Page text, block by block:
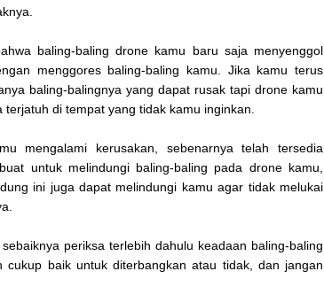
baling-baling drone kamu baru saja menyenggol
menggores baling-baling kamu. Jika kamu terus
baling-balingnya yang dapat rusak tapi drone kamu
di tempat yang tidak kamu inginkan.
mengalami kerusakan, sebenarnya telah tersedia
untuk melindungi baling-baling pada drone kamu,
ini juga dapat melindungi kamu agar tidak melukai
periksa terlebih dahulu keadaan baling-baling
baik untuk diterbangkan atau tidak, dan jangan